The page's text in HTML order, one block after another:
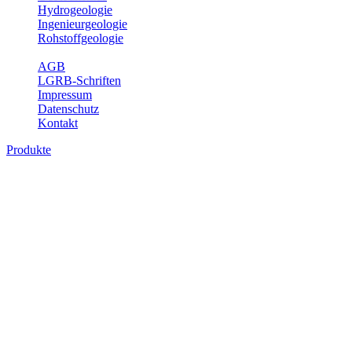
Hydrogeologie
Ingenieurgeologie
Rohstoffgeologie
AGB
LGRB-Schriften
Impressum
Datenschutz
Kontakt
Produkte